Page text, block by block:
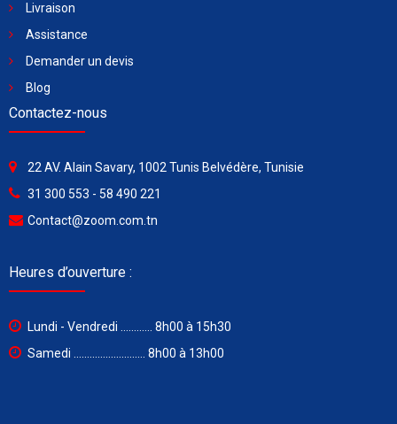
Livraison
Assistance
Demander un devis
Blog
Contactez-nous
22 AV. Alain Savary, 1002 Tunis Belvédère, Tunisie
31 300 553 - 58 490 221
Contact@zoom.com.tn
Heures d’ouverture :
Lundi - Vendredi ............ 8h00 à 15h30
Samedi ........................... 8h00 à 13h00